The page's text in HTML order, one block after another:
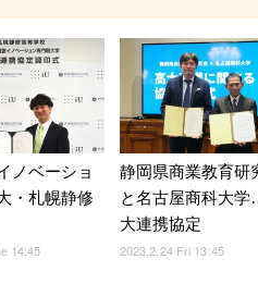
ノベーショ
・札幌静修
14:45
静岡県商業教育研
と名古屋商科大
大連携協定
2023.2.24 Fri 13:45